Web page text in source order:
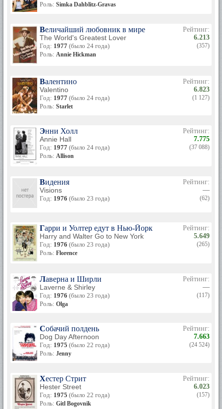
Роль: Simka Dahblitz-Gravas
Величайший любовник в мире
The World's Greatest Lover
Год: 1977 (было 24 года)
Роль: Annie Hickman
Рейтинг:
6.213
(357)
Валентино
Valentino
Год: 1977 (было 24 года)
Роль: Starlet
Рейтинг:
6.823
(1 127)
Энни Холл
Annie Hall
Год: 1977 (было 24 года)
Роль: Allison
Рейтинг:
7.775
(37 088)
Видения
Visions
Год: 1976 (было 23 года)
Рейтинг:
—
(62)
Гарри и Уолтер едут в Нью-Йорк
Harry and Walter Go to New York
Год: 1976 (было 23 года)
Роль: Florence
Рейтинг:
5.649
(265)
Лаверна и Ширли
Laverne & Shirley
Год: 1976 (было 23 года)
Роль: Olga
Рейтинг:
—
(117)
Собачий полдень
Dog Day Afternoon
Год: 1975 (было 22 года)
Роль: Jenny
Рейтинг:
7.663
(24 524)
Хестер Стрит
Hester Street
Год: 1975 (было 22 года)
Роль: Gitl Bogovnik
Рейтинг:
6.023
(157)